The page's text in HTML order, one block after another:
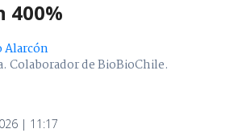
400%
Alarcón
Colaborador de BioBioChile.
| 11:17